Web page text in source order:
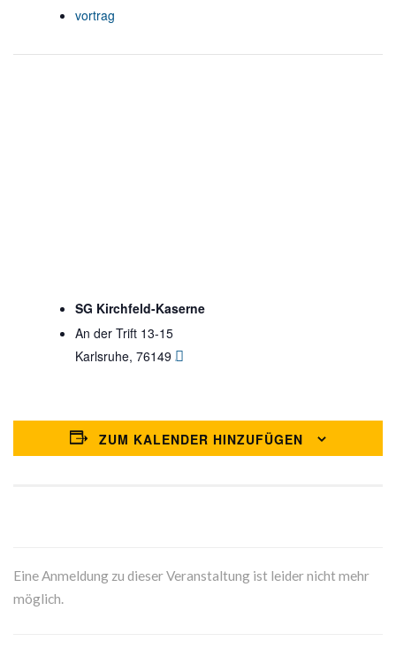
vortrag
SG Kirchfeld-Kaserne
An der Trift 13-15
Karlsruhe, 76149 Google Karte anzeigen
ZUM KALENDER HINZUFÜGEN
Eine Anmeldung zu dieser Veranstaltung ist leider nicht mehr
möglich.